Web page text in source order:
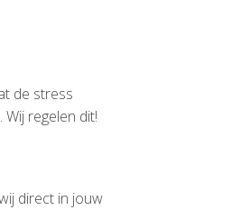
de stress
regelen dit!
direct in jouw